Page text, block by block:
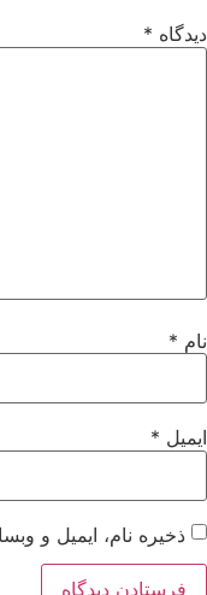
دیدگاه *
نام *
ایمیل *
ذخیره نام، ایمیل و